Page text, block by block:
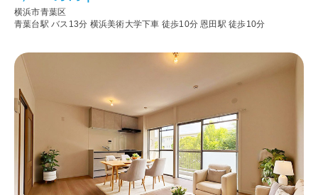
横浜市青葉区
青葉台駅 バス13分 横浜美術大学下車 徒歩10分 恩田駅 徒歩10分